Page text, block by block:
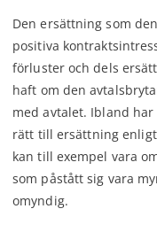
Den ersättning som
positiva
förluster och dels
haft om den
med avtalet. Ibland
rätt till ersättning
kan till exempel vara
som påstått sig vara
omyndig.